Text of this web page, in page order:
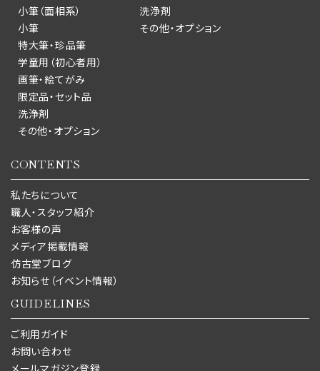
小筆（面相系）
小筆
特大筆・珍品筆
学童用（初心者用）
画筆・絵てがみ
限定品・セット品
洗浄剤
その他・オプション
洗浄剤
その他・オプション
CONTENTS
私たちについて
職人・スタッフ紹介
お客様の声
メディア掲載情報
仿古堂ブログ
お知らせ（イベント情報）
GUIDELINES
ご利用ガイド
お問い合わせ